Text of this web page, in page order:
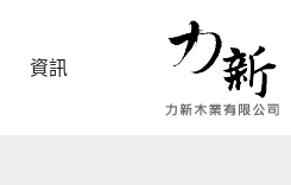
資訊